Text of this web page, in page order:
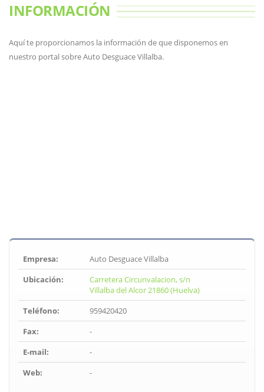
INFORMACIÓN
Aquí te proporcionamos la información de que disponemos en
nuestro portal sobre Auto Desguace Villalba.
Empresa:
Auto Desguace Villalba
Ubicación:
Carretera Circunvalacion, s/n
Villalba del Alcor 21860 (Huelva)
Teléfono:
959420420
Fax:
-
E-mail:
-
Web:
-